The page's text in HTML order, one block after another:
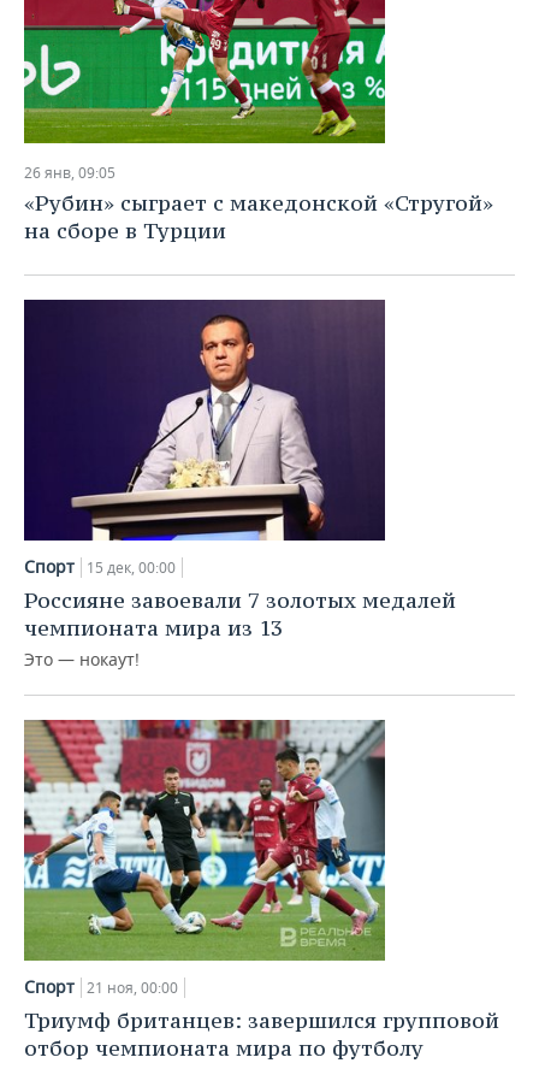
26 янв, 09:05
«Рубин» сыграет с македонской «Стругой»
на сборе в Турции
Спорт 15 дек, 00:00
Россияне завоевали 7 золотых медалей
чемпионата мира из 13
Это — нокаут!
Спорт 21 ноя, 00:00
Триумф британцев: завершился групповой
отбор чемпионата мира по футболу